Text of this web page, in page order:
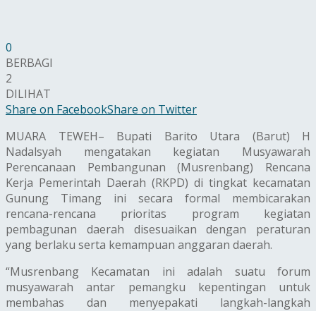
0
BERBAGI
2
DILIHAT
Share on FacebookShare on Twitter
MUARA TEWEH– Bupati Barito Utara (Barut) H
Nadalsyah mengatakan kegiatan Musyawarah
Perencanaan Pembangunan (Musrenbang) Rencana
Kerja Pemerintah Daerah (RKPD) di tingkat kecamatan
Gunung Timang ini secara formal membicarakan
rencana-rencana prioritas program kegiatan
pembagunan daerah disesuaikan dengan peraturan
yang berlaku serta kemampuan anggaran daerah.
“Musrenbang Kecamatan ini adalah suatu forum
musyawarah antar pemangku kepentingan untuk
membahas dan menyepakati langkah-langkah